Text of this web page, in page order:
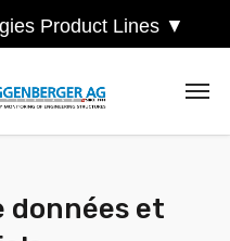
Product Lines ▼
données et